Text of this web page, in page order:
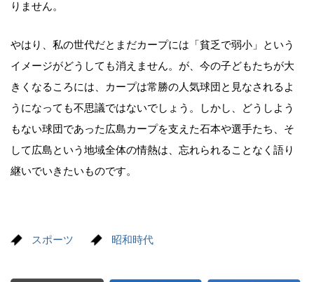
りません。
やはり、私の世代だとまだカープには「貧乏で弱小」という
イメージがどうしても消えません。が、今の子どもたちが大
きくなるころには、カープは常勝の人気球団と見なされるよ
うになっても不思議ではないでしょう。しかし、どうしよう
もない球団であった広島カープを支えた石本や選手たち、そ
して広島という地域全体の情熱は、忘れられることなく語り
継いでいきたいものです。
スポーツ 昭和時代